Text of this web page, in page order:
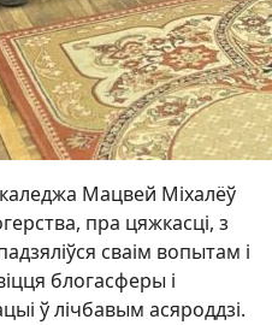
Мацвей Міхалёў
пра цяжкасці, з
сваім вопытам і
блогасферы і
ў лічбавым асяроддзі.